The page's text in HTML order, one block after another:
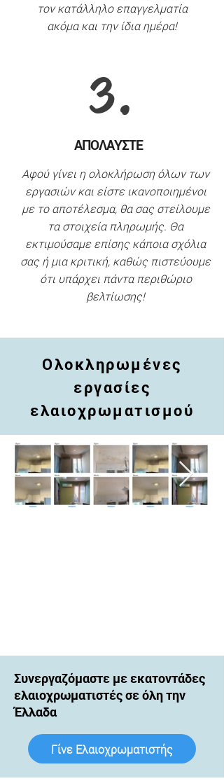
τον κατάλληλο επαγγελματία
ακόμα και την ίδια ημέρα!
3.
ΑΠΟΛΑΥΣΤΕ
Αφού γίνει ηολοκλήρωση όλων των
εργασιών και είστε ικανοποιημένοι
με το αποτέλεσμα, θα σας στείλουμε
τα στοιχεία πληρωμής. Θα
εκτιμούσαμε επίσης κάποια σχόλια
σας ή μια κριτική, καθώς πιστεύουμε
ότι υπάρχει πάντα περιθώριο
βελτίωσης!
Ολοκληρωμένες
εργασίες
ελαιοχρωματισμού
Συνεργαζόμαστε με εκατοντάδες
ελαιοχρωματιστές σε όλη την
Έλλαδα
Γίνε Ελαιοχρωματιστής